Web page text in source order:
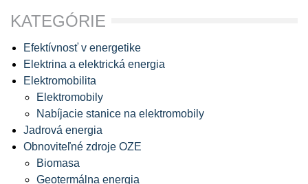
KATEGÓRIE
Efektívnosť v energetike
Elektrina a elektrická energia
Elektromobilita
Elektromobily
Nabíjacie stanice na elektromobily
Jadrová energia
Obnoviteľné zdroje OZE
Biomasa
Geotermálna energia